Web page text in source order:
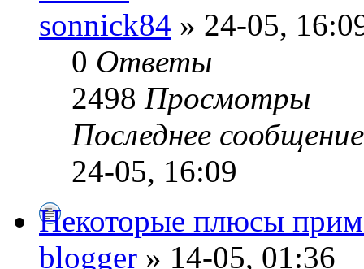
sonnick84 » 24-05,
0 Ответы
2498 Просмотры
Последнее
24-05, 16:09
Некоторые плюсы
blogger » 14-05, 01:36